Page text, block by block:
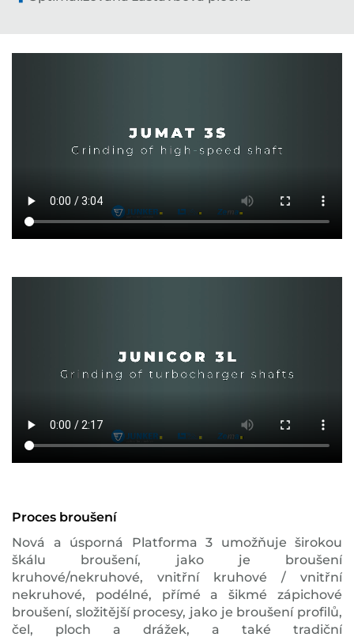
Proces broušení
Nová a úsporná Platforma 3 umožňuje širokou
škálu broušení, jako je broušení
kruhové/nekruhové, vnitřní kruhové / vnitřní
nekruhové, podélné, přímé a šikmé zápichové
broušení, složitější procesy, jako je broušení profilů,
čel, ploch a drážek, a také tradiční